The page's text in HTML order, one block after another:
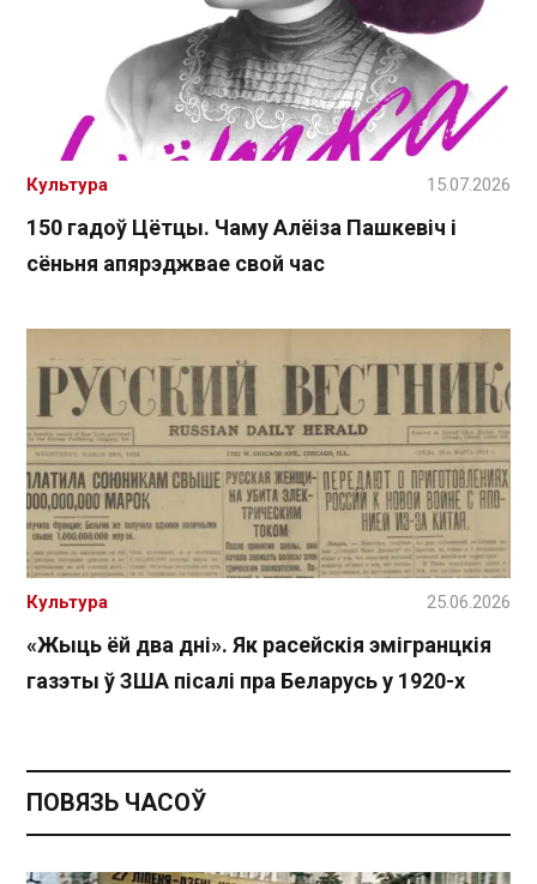
150 гадоў Цётцы. Чаму Алёіза Пашкевіч і
сёньня апярэджвае свой час
Культура 15.07.2026
«Жыць ёй два дні». Як расейскія эмігранцкія
газэты ў ЗША пісалі пра Беларусь у 1920-х
Культура 25.06.2026
ПОВЯЗЬ ЧАСОЎ